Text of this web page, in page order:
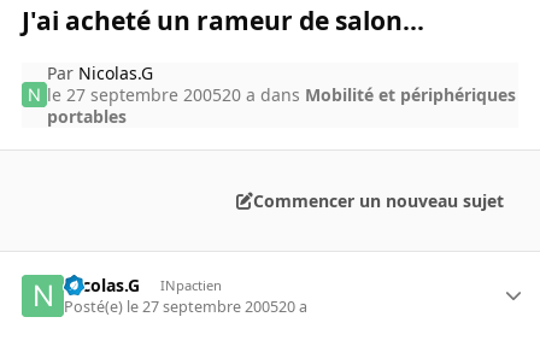
J'ai acheté un rameur de salon...
Par Nicolas.G
le 27 septembre 200520 a dans Mobilité et périphériques
portables
Commencer un nouveau sujet
Nicolas.G INpactien
Posté(e) le 27 septembre 200520 a